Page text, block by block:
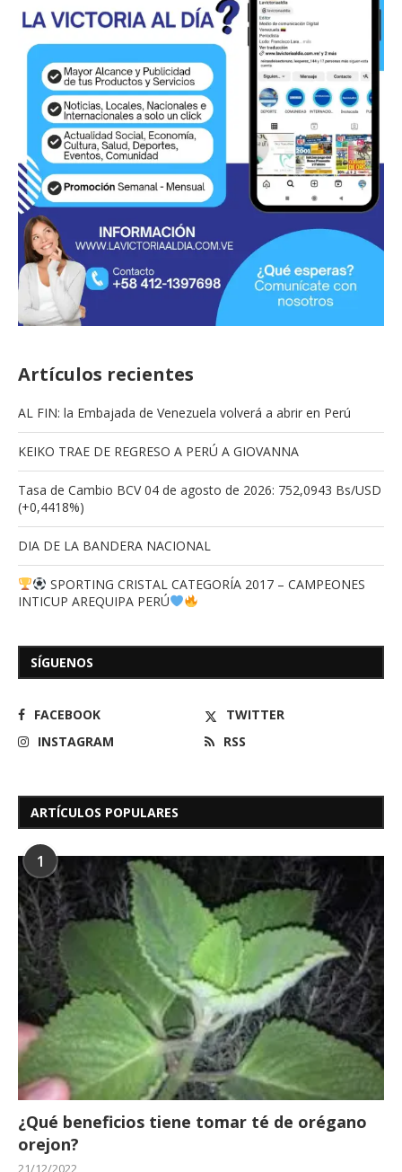
Artículos recientes
AL FIN: la Embajada de Venezuela volverá a abrir en Perú
KEIKO TRAE DE REGRESO A PERÚ A GIOVANNA
Tasa de Cambio BCV 04 de agosto de 2026: 752,0943 Bs/USD
(+0,4418%)
DIA DE LA BANDERA NACIONAL
SPORTING CRISTAL CATEGORÍA 2017 – CAMPEONES
INTICUP AREQUIPA PERÚ
SÍGUENOS
FACEBOOK
TWITTER
INSTAGRAM
RSS
ARTÍCULOS POPULARES
1
¿Qué beneficios tiene tomar té de orégano
orejon?
21/12/2022